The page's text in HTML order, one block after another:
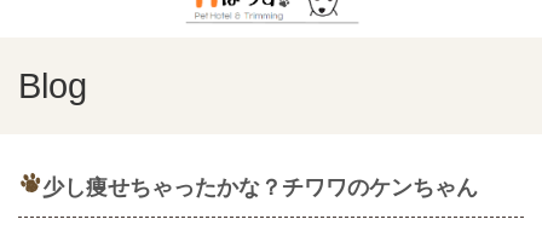
Blog
少し痩せちゃったかな？チワワのケンちゃん